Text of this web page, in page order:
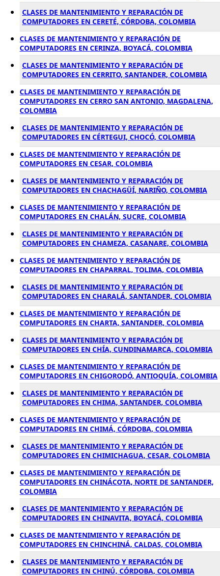
CLASES DE MANTENIMIENTO Y REPARACIÓN DE
COMPUTADORES EN CERETÉ, CÓRDOBA, COLOMBIA
CLASES DE MANTENIMIENTO Y REPARACIÓN DE
COMPUTADORES EN CERINZA, BOYACÁ, COLOMBIA
CLASES DE MANTENIMIENTO Y REPARACIÓN DE
COMPUTADORES EN CERRITO, SANTANDER, COLOMBIA
CLASES DE MANTENIMIENTO Y REPARACIÓN DE
COMPUTADORES EN CERRO SAN ANTONIO, MAGDALENA,
COLOMBIA
CLASES DE MANTENIMIENTO Y REPARACIÓN DE
COMPUTADORES EN CÉRTEGUI, CHOCÓ, COLOMBIA
CLASES DE MANTENIMIENTO Y REPARACIÓN DE
COMPUTADORES EN CESAR, COLOMBIA
CLASES DE MANTENIMIENTO Y REPARACIÓN DE
COMPUTADORES EN CHACHAGÜÍ, NARIÑO, COLOMBIA
CLASES DE MANTENIMIENTO Y REPARACIÓN DE
COMPUTADORES EN CHALÁN, SUCRE, COLOMBIA
CLASES DE MANTENIMIENTO Y REPARACIÓN DE
COMPUTADORES EN CHAMEZA, CASANARE, COLOMBIA
CLASES DE MANTENIMIENTO Y REPARACIÓN DE
COMPUTADORES EN CHAPARRAL, TOLIMA, COLOMBIA
CLASES DE MANTENIMIENTO Y REPARACIÓN DE
COMPUTADORES EN CHARALÁ, SANTANDER, COLOMBIA
CLASES DE MANTENIMIENTO Y REPARACIÓN DE
COMPUTADORES EN CHARTA, SANTANDER, COLOMBIA
CLASES DE MANTENIMIENTO Y REPARACIÓN DE
COMPUTADORES EN CHÍA, CUNDINAMARCA, COLOMBIA
CLASES DE MANTENIMIENTO Y REPARACIÓN DE
COMPUTADORES EN CHIGORODÓ, ANTIOQUÍA, COLOMBIA
CLASES DE MANTENIMIENTO Y REPARACIÓN DE
COMPUTADORES EN CHIMA, SANTANDER, COLOMBIA
CLASES DE MANTENIMIENTO Y REPARACIÓN DE
COMPUTADORES EN CHIMÁ, CÓRDOBA, COLOMBIA
CLASES DE MANTENIMIENTO Y REPARACIÓN DE
COMPUTADORES EN CHIMICHAGUA, CESAR, COLOMBIA
CLASES DE MANTENIMIENTO Y REPARACIÓN DE
COMPUTADORES EN CHINÁCOTA, NORTE DE SANTANDER,
COLOMBIA
CLASES DE MANTENIMIENTO Y REPARACIÓN DE
COMPUTADORES EN CHINAVITA, BOYACÁ, COLOMBIA
CLASES DE MANTENIMIENTO Y REPARACIÓN DE
COMPUTADORES EN CHINCHINÁ, CALDAS, COLOMBIA
CLASES DE MANTENIMIENTO Y REPARACIÓN DE
COMPUTADORES EN CHINÚ, CÓRDOBA, COLOMBIA